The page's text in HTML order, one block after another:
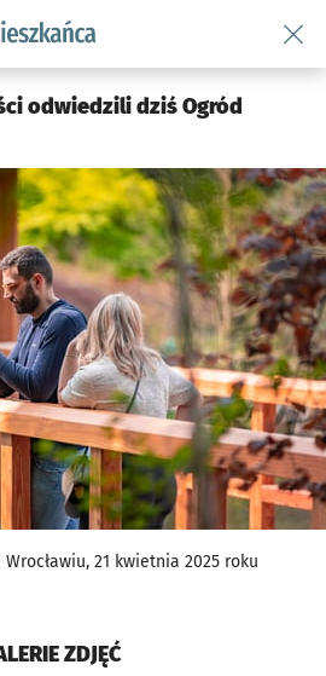
podserwis: Dla mieszkańca
odwiedzili dziś Ogród
21 kwietnia 2025 roku
ZDJĘĆ